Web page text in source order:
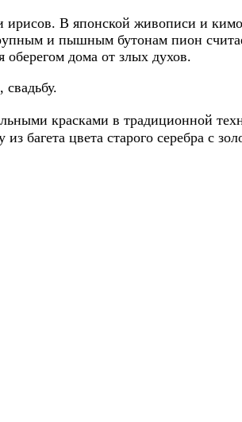
ирисов. В японской живописи и
и пышным бутонам пион
оберегом дома от злых духов.
красками в традиционной
багета цвета старого серебра с